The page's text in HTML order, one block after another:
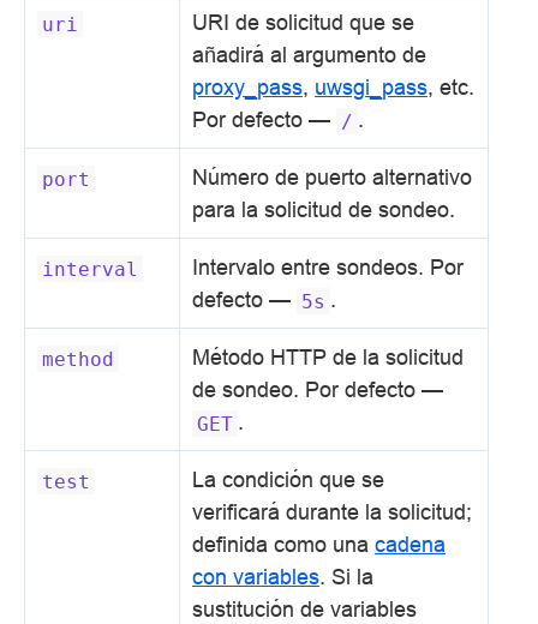
uri
URI de solicitud que se
añadirá al argumento de
proxy_pass, uwsgi_pass, etc.
Por defecto — / .
port
Número de puerto alternativo
para la solicitud de sondeo.
interval
Intervalo entre sondeos. Por
defecto — 5s .
method
Método HTTP de la solicitud
de sondeo. Por defecto —
GET .
test
La condición que se
verificará durante la solicitud;
definida como una cadena
con variables. Si la
sustitución de variables